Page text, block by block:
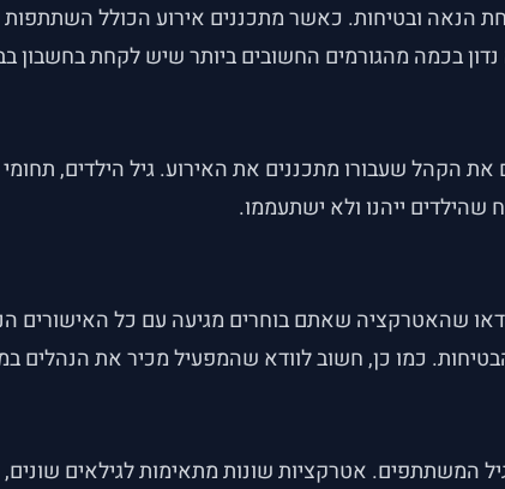
הנאה ובטיחות. כאשר מתכננים אירוע הכולל
בכמה מהגורמים החשובים ביותר שיש לקחת בחשבון
את הקהל שעבורו מתכננים את האירוע. גיל הילדים,
שהילדים ייהנו ולא ישתעממו.
שהאטרקציה שאתם בוחרים מגיעה עם כל האישורים
כמו כן, חשוב לוודא שהמפעיל מכיר את הנהלים
המשתתפים. אטרקציות שונות מתאימות לגילאים